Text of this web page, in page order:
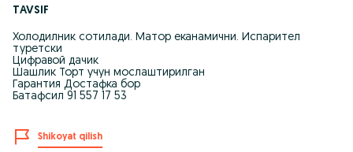
TAVSIF
Холодилник сотилади. Матор еканамични. Испарител
туретски
Цифравой дачик
Шашлик Торт учун мослаштирилган
Гарантия Достафка бор
Батафсил 91 557 17 53
Shikoyat qilish